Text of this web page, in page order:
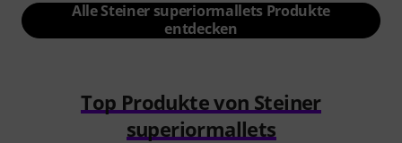
Alle Steiner superiormallets Produkte
entdecken
Top Produkte von Steiner
superiormallets